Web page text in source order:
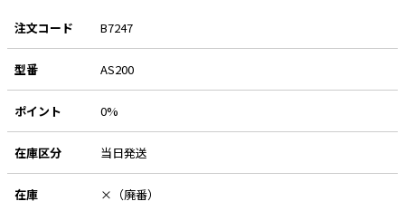
注文コード B7247
型番 AS200
ポイント 0%
在庫区分 当日発送
在庫 ×（廃番）